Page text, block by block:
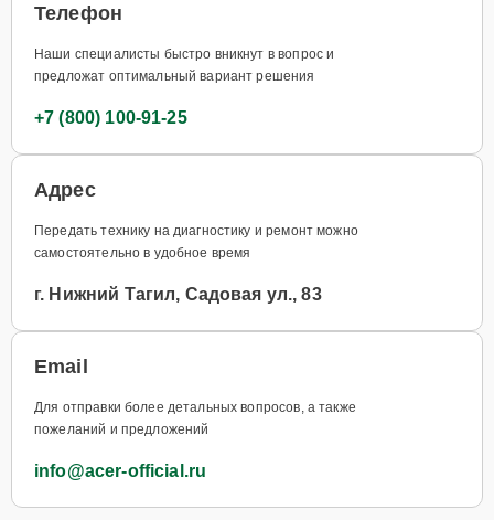
Телефон
Наши специалисты быстро вникнут в вопрос и
предложат оптимальный вариант решения
+7 (800) 100-91-25
Адрес
Передать технику на диагностику и ремонт можно
самостоятельно в удобное время
г. Нижний Тагил, Садовая ул., 83
Email
Для отправки более детальных вопросов, а также
пожеланий и предложений
info@acer-official.ru